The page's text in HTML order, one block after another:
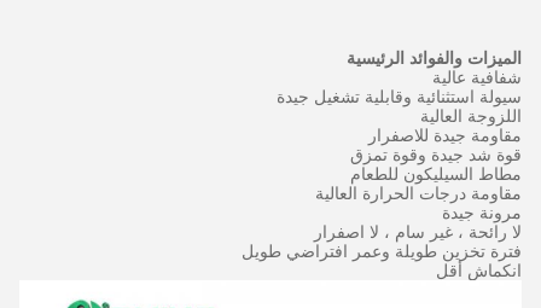
الميزات والفوائد الرئيسية
شفافية عالية
سيولة استثنائية وقابلية تشغيل جيدة
اللزوجة العالية
مقاومة جيدة للاصفرار
قوة شد جيدة وقوة تمزق
مطاط السيليكون للطعام
مقاومة درجات الحرارة العالية
مرونة جيدة
لا رائحة ، غير سام ، لا اصفرار
فترة تخزين طويلة وعمر افتراضي طويل
انكماش أقل